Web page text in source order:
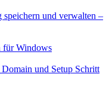
und verwalten –
für Windows
und Setup Schritt